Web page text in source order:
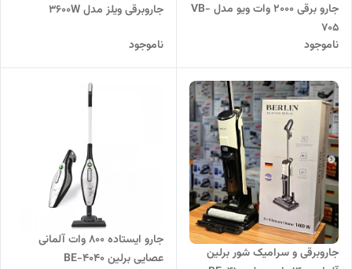
جارو برقی 2000 وات ویو مدل VB-
705
ناموجود
جاروبرقی ویلز مدل 3600W
ناموجود
جاروبرقی و سرامیک شور برلین
جارو ایستاده 800 وات آلمانی
عصایی برلین BE-4040